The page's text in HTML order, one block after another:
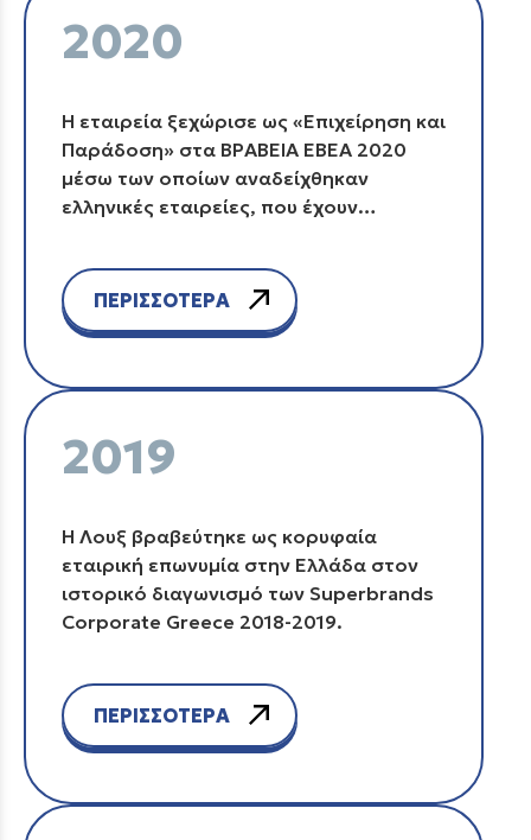
2020
Η εταιρεία ξεχώρισε ως «Επιχείρηση και
Παράδοση» στα ΒΡΑΒΕΙΑ ΕΒΕΑ 2020
μέσω των οποίων αναδείχθηκαν
ελληνικές εταιρείες, που έχουν
οικονομία.
ΠΕΡΙΣΣΟΤΕΡΑ
2019
Η Λουξ βραβεύτηκε ως κορυφαία
εταιρική επωνυμία στην Ελλάδα στον
ιστορικό διαγωνισμό των Superbrands
Corporate Greece 2018-2019.
ΠΕΡΙΣΣΟΤΕΡΑ